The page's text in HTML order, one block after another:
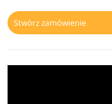
Stwórz zamówienie